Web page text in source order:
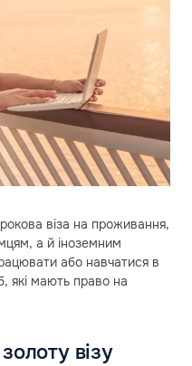
віза на проживання,
а й іноземним
або навчатися в
які мають право на
візу